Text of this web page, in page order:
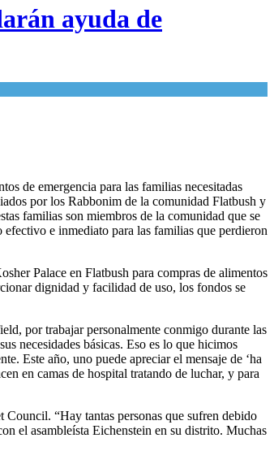
ayuda de
de emergencia para las familias necesitadas
por los Rabbonim de la comunidad Flatbush y
familias son miembros de la comunidad que se
e inmediato para las familias que perdieron
Palace en Flatbush para compras de alimentos
dignidad y facilidad de uso, los fondos se
por trabajar personalmente conmigo durante las
necesidades básicas. Eso es lo que hicimos
Este año, uno puede apreciar el mensaje de ‘ha
en camas de hospital tratando de luchar, y para
“Hay tantas personas que sufren debido
el asambleísta Eichenstein en su distrito. Muchas